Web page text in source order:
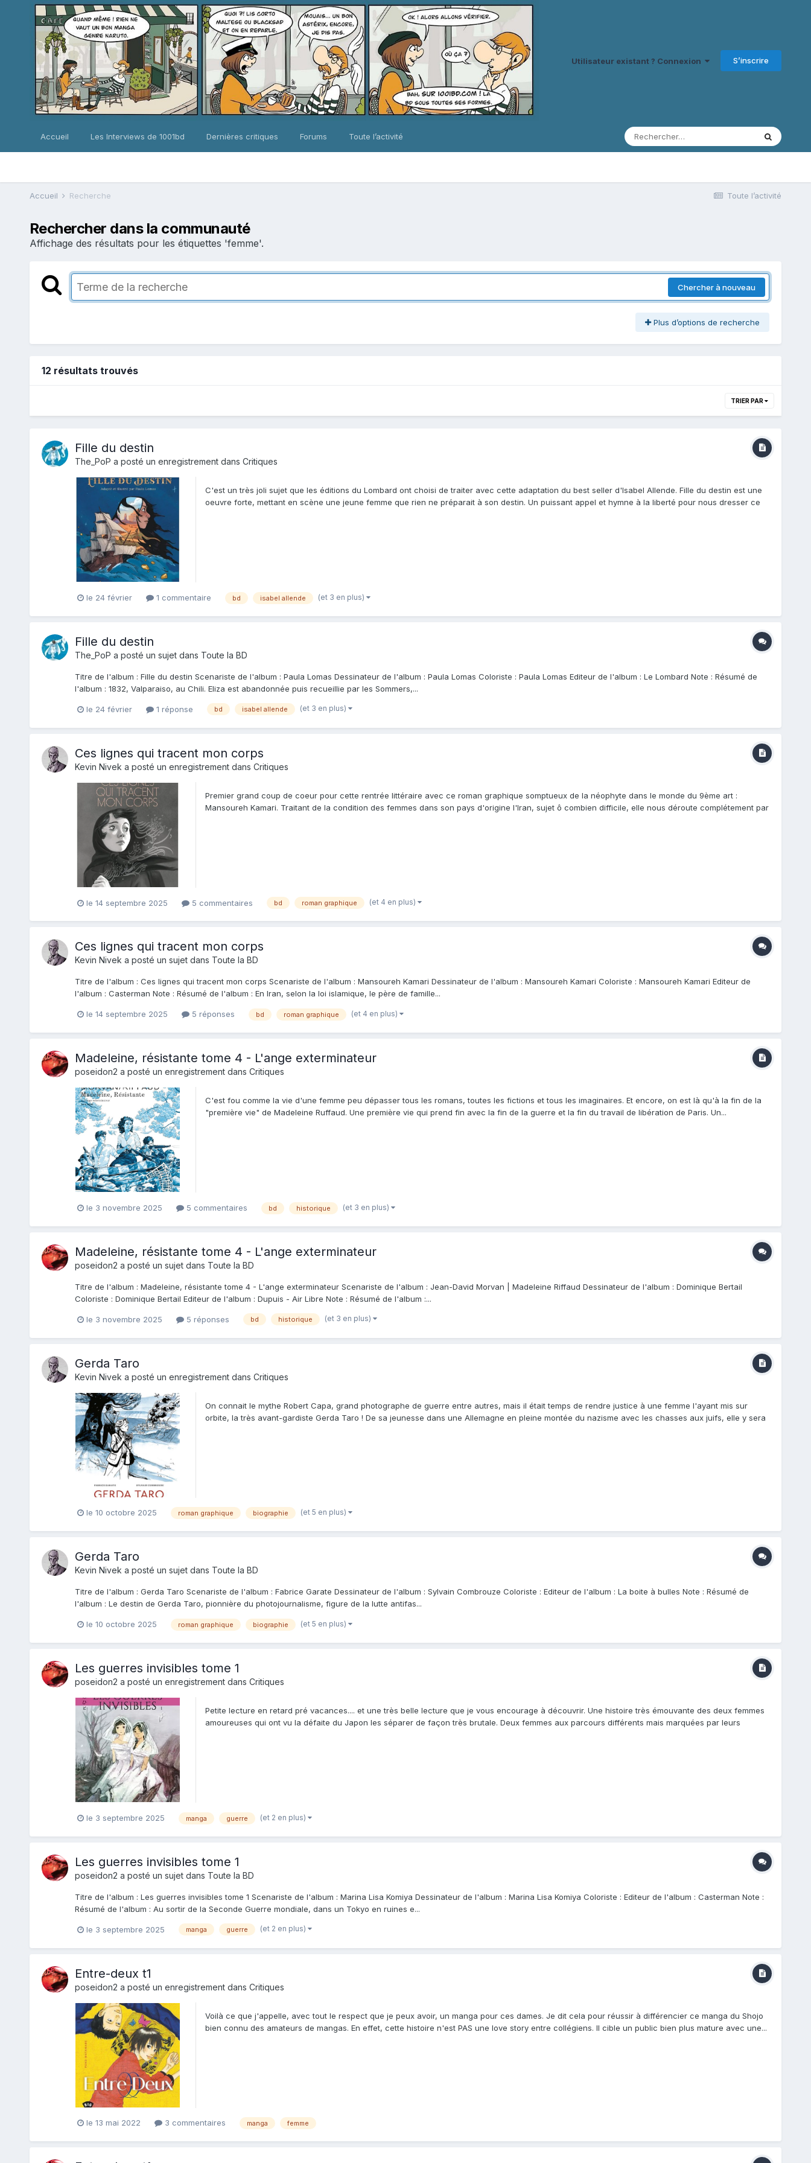
Utilisateur existant ? Connexion S’inscrire
Accueil Les Interviews de 1001bd Dernières critiques Forums Toute l’activité
Toute l’activité
Accueil Recherche
Rechercher dans la communauté
Affichage des résultats pour les étiquettes 'femme'.
Chercher à nouveau
Plus d’options de recherche
12 résultats trouvés
TRIER PAR
Fille du destin
The_PoP a posté un enregistrement dans Critiques
C'est un très joli sujet que les éditions du Lombard ont choisi de traiter avec cette adaptation du best seller d'Isabel Allende. Fille du destin est une
oeuvre forte, mettant en scène une jeune femme que rien ne préparait à son destin. Un puissant appel et hymne à la liberté pour nous dresser ce
le 24 février 1 commentaire bd isabel allende (et 3 en plus)
Fille du destin
The_PoP a posté un sujet dans Toute la BD
Titre de l'album : Fille du destin Scenariste de l'album : Paula Lomas Dessinateur de l'album : Paula Lomas Coloriste : Paula Lomas Editeur de l'album : Le Lombard Note : Résumé de
l'album : 1832, Valparaiso, au Chili. Eliza est abandonnée puis recueillie par les Sommers,...
le 24 février 1 réponse bd isabel allende (et 3 en plus)
Ces lignes qui tracent mon corps
Kevin Nivek a posté un enregistrement dans Critiques
Premier grand coup de coeur pour cette rentrée littéraire avec ce roman graphique somptueux de la néophyte dans le monde du 9ème art :
Mansoureh Kamari. Traitant de la condition des femmes dans son pays d'origine l'Iran, sujet ô combien difficile, elle nous déroute complétement par
le 14 septembre 2025 5 commentaires bd roman graphique (et 4 en plus)
Ces lignes qui tracent mon corps
Kevin Nivek a posté un sujet dans Toute la BD
Titre de l'album : Ces lignes qui tracent mon corps Scenariste de l'album : Mansoureh Kamari Dessinateur de l'album : Mansoureh Kamari Coloriste : Mansoureh Kamari Editeur de
l'album : Casterman Note : Résumé de l'album : En Iran, selon la loi islamique, le père de famille...
le 14 septembre 2025 5 réponses bd roman graphique (et 4 en plus)
Madeleine, résistante tome 4 - L'ange exterminateur
poseidon2 a posté un enregistrement dans Critiques
C'est fou comme la vie d'une femme peu dépasser tous les romans, toutes les fictions et tous les imaginaires. Et encore, on est là qu'à la fin de la
"première vie" de Madeleine Ruffaud. Une première vie qui prend fin avec la fin de la guerre et la fin du travail de libération de Paris. Un...
le 3 novembre 2025 5 commentaires bd historique (et 3 en plus)
Madeleine, résistante tome 4 - L'ange exterminateur
poseidon2 a posté un sujet dans Toute la BD
Titre de l'album : Madeleine, résistante tome 4 - L'ange exterminateur Scenariste de l'album : Jean-David Morvan | Madeleine Riffaud Dessinateur de l'album : Dominique Bertail
Coloriste : Dominique Bertail Editeur de l'album : Dupuis - Air Libre Note : Résumé de l'album :...
le 3 novembre 2025 5 réponses bd historique (et 3 en plus)
Gerda Taro
Kevin Nivek a posté un enregistrement dans Critiques
On connait le mythe Robert Capa, grand photographe de guerre entre autres, mais il était temps de rendre justice à une femme l'ayant mis sur
orbite, la très avant-gardiste Gerda Taro ! De sa jeunesse dans une Allemagne en pleine montée du nazisme avec les chasses aux juifs, elle y sera
le 10 octobre 2025 roman graphique biographie (et 5 en plus)
Gerda Taro
Kevin Nivek a posté un sujet dans Toute la BD
Titre de l'album : Gerda Taro Scenariste de l'album : Fabrice Garate Dessinateur de l'album : Sylvain Combrouze Coloriste : Editeur de l'album : La boite à bulles Note : Résumé de
l'album : Le destin de Gerda Taro, pionnière du photojournalisme, figure de la lutte antifas...
le 10 octobre 2025 roman graphique biographie (et 5 en plus)
Les guerres invisibles tome 1
poseidon2 a posté un enregistrement dans Critiques
Petite lecture en retard pré vacances.... et une très belle lecture que je vous encourage à découvrir. Une histoire très émouvante des deux femmes
amoureuses qui ont vu la défaite du Japon les séparer de façon très brutale. Deux femmes aux parcours différents mais marquées par leurs
le 3 septembre 2025 manga guerre (et 2 en plus)
Les guerres invisibles tome 1
poseidon2 a posté un sujet dans Toute la BD
Titre de l'album : Les guerres invisibles tome 1 Scenariste de l'album : Marina Lisa Komiya Dessinateur de l'album : Marina Lisa Komiya Coloriste : Editeur de l'album : Casterman Note :
Résumé de l'album : Au sortir de la Seconde Guerre mondiale, dans un Tokyo en ruines e...
le 3 septembre 2025 manga guerre (et 2 en plus)
Entre-deux t1
poseidon2 a posté un enregistrement dans Critiques
Voilà ce que j'appelle, avec tout le respect que je peux avoir, un manga pour ces dames. Je dit cela pour réussir à différencier ce manga du Shojo
bien connu des amateurs de mangas. En effet, cette histoire n'est PAS une love story entre collégiens. Il cible un public bien plus mature avec une...
le 13 mai 2022 3 commentaires manga femme